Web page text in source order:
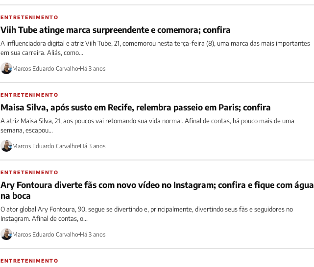
ENTRETENIMENTO
Viih Tube atinge marca surpreendente e comemora; confira
A influenciadora digital e atriz Viih Tube, 21, comemorou nesta terça-feira (8), uma marca das mais importantes
em sua carreira. Aliás, como...
Marcos Eduardo Carvalho Há 3 anos
ENTRETENIMENTO
Maisa Silva, após susto em Recife, relembra passeio em Paris; confira
A atriz Maisa Silva, 21, aos poucos vai retomando sua vida normal. Afinal de contas, há pouco mais de uma
semana, escapou...
Marcos Eduardo Carvalho Há 3 anos
ENTRETENIMENTO
Ary Fontoura diverte fãs com novo vídeo no Instagram; confira e fique com água
na boca
O ator global Ary Fontoura, 90, segue se divertindo e, principalmente, divertindo seus fãs e seguidores no
Instagram. Afinal de contas, o...
Marcos Eduardo Carvalho Há 3 anos
ENTRETENIMENTO